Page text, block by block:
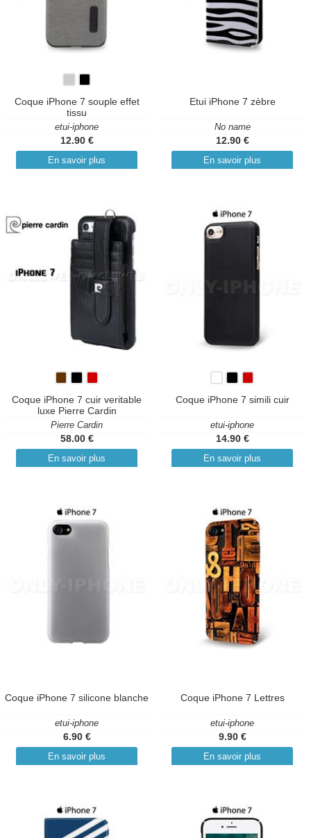
Coque iPhone 7 souple effet
tissu
etui-iphone
12.90 €
En savoir plus
Etui iPhone 7 zèbre
No name
12.90 €
En savoir plus
Coque iPhone 7 cuir veritable
luxe Pierre Cardin
Pierre Cardin
58.00 €
En savoir plus
Coque iPhone 7 simili cuir
etui-iphone
14.90 €
En savoir plus
Coque iPhone 7 silicone blanche
etui-iphone
6.90 €
En savoir plus
Coque iPhone 7 Lettres
etui-iphone
9.90 €
En savoir plus